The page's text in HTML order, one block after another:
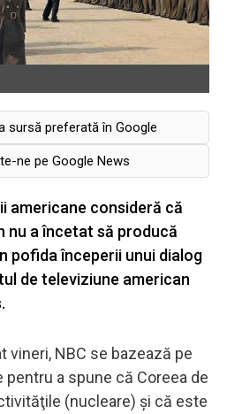
sursă preferată în Google
ne pe Google News
americane consideră că
nu a încetat să producă
pofida începerii unui dialog
de televiziune american
NBC se bazează pe
a spune că Coreea de
(nucleare) şi că este